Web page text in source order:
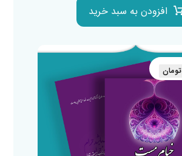
افزودن به سبد خرید
تومان